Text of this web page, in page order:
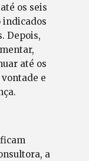
os seis
indicados
Depois,
até os
e
a